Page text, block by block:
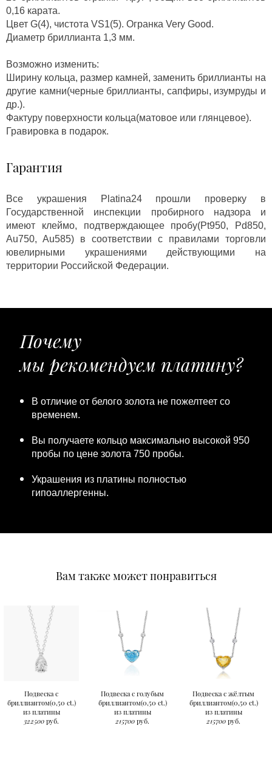
0,16 карата.
Цвет G(4), чистота VS1(5). Огранка Very Good.
Диаметр бриллианта 1,3 мм.
Возможно изменить:
Ширину кольца, размер камней, заменить бриллианты на
другие камни(черные бриллианты, сапфиры, изумруды и
др.).
Фактуру поверхности кольца(матовое или глянцевое).
Гравировка в подарок.
Гарантия
Все украшения Platina24 прошли проверку в
Государственной инспекции пробирного надзора и
имеют клеймо, подтверждающее пробу(Pt950, Pd850,
Au750, Au585) в соответствии с правилами торговли
ювелирными украшениями действующими на
территории Российской Федерации.
Почему
мы рекомендуем платину?
В отличие от белого золота не пожелтеет со
временем.
Вы получаете кольцо максимально высокой 950
пробы по цене золота 750 пробы.
Украшения из платины полностью
гипоаллергенны.
Вам также может понравиться
Подвеска с
бриллиантом(0,50 ct.)
из платины
322500 руб.
Подвеска с голубым
бриллиантом(0,50 ct.)
из платины
215700 руб.
Подвеска с жёлтым
бриллиантом(0,50 ct.)
из платины
215700 руб.